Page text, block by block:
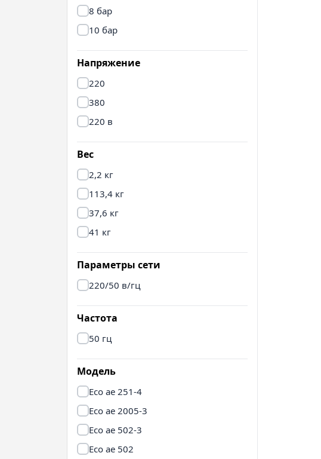
8 бар
10 бар
Напряжение
220
380
220 в
Вес
2,2 кг
113,4 кг
37,6 кг
41 кг
Параметры сети
220/50 в/гц
Частота
50 гц
Модель
Eco ae 251-4
Eco ae 2005-3
Eco ae 502-3
Eco ae 502